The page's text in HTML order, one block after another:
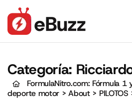
Categoría:
FormulaNitro.com: Fórmula
deporte motor >About> PILOTOS